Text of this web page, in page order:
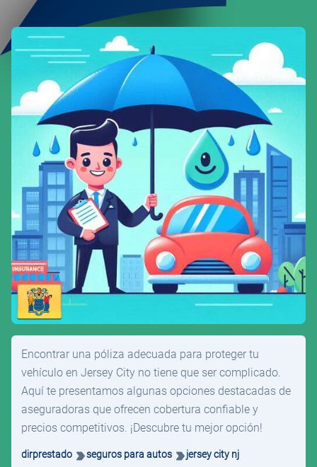
Encontrar una póliza adecuada para proteger tu
vehículo en Jersey City no tiene que ser complicado.
Aquí te presentamos algunas opciones destacadas de
aseguradoras que ofrecen cobertura confiable y
precios competitivos. ¡Descubre tu mejor opción!
dirprestado seguros para autos jersey city nj